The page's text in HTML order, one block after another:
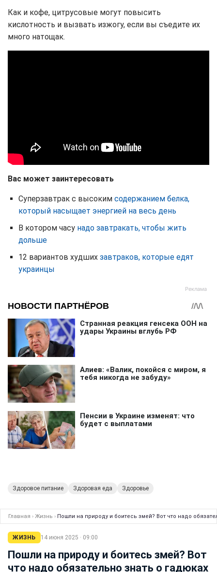
Как и кофе, цитрусовые могут повысить
кислотность и вызвать изжогу, если вы съедите их
много натощак.
Вас может заинтересовать
Суперзавтрак с высоким содержанием белка,
который насыщает энергией на весь день
В котором часу надо завтракать, чтобы жить
дольше
12 вариантов худших завтраков, которые едят
украинцы
Здоровое питание Здоровая еда Здоровье
Главная › Жизнь › Пошли на природу и боитесь змей? Вот что надо
ЖИЗНЬ 14 июня 2025 · 09:00
Пошли на природу и боитесь змей? Вот
что надо обязательно знать о гадюках